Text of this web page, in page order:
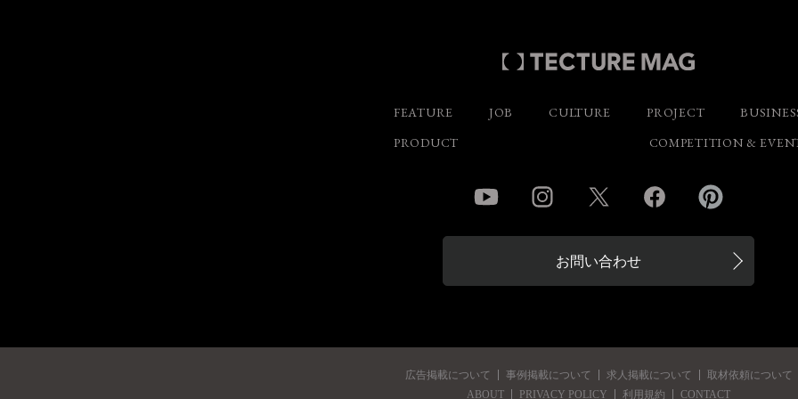
FEATURE JOB CULTURE PROJECT
PRODUCT
COMPETITION &
YouTube Instagram Twitter Facebook
お問い合わせ
広告掲載について 事例掲載について 求人掲載について
取材依頼について
ABOUT
PRIVACY POLICY 利用規約 CONTACT